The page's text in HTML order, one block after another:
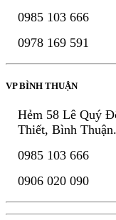
0985 103 666
0978 169 591
VP BÌNH THUẬN
Hẻm 58 Lê Quý
Thiết, Bình Thuận.
0985 103 666
0906 020 090